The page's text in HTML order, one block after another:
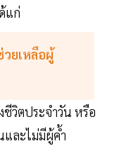
แก่
ยเหลือผู้
ชีวิตประจำวัน หรือ
ละไม่มีผู้ค้ำ